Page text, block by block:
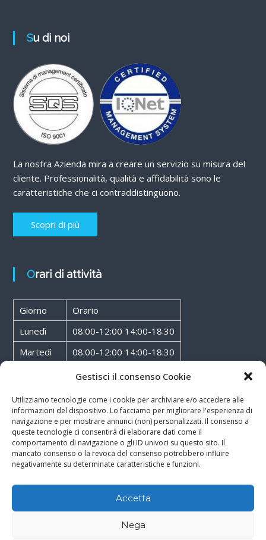
Gestisci il consenso Cookie
Utilizziamo tecnologie come i cookie per archiviare e/o accedere alle
informazioni del dispositivo. Lo facciamo per migliorare l'esperienza di
navigazione e per mostrare annunci (non) personalizzati. Il consenso a
queste tecnologie ci consentirà di elaborare dati come il
comportamento di navigazione o gli ID univoci su questo sito. Il
mancato consenso o la revoca del consenso potrebbero influire
negativamente su determinate caratteristiche e funzioni.
Accetta
Nega
Su di noi
La nostra Azienda mira a creare un servizio su misura del
cliente. Professionalità, qualità e affidabilità sono le
caratteristiche che ci contraddistinguono.
Scopri di più
Orari di attività
Giorno
Orario
Lunedì
08:00-12:00 14:00-18:30
Martedì
08:00-12:00 14:00-18:30
08:00-12:00 14:00-18:30
Giovedì
08:00-12:00 14:00-18:30
Venerdì
08:00-12:00 14:00-18:30
Sabato
08:00-12:00
Rossoxweb